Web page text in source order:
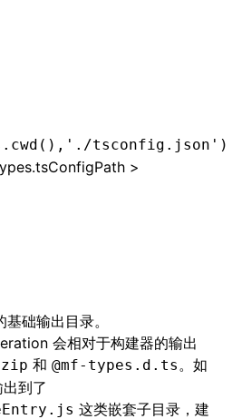
tsconfig.json')
>
础输出目录。
会相对于构建器的输出
和 @mf-types.d.ts。如
到了
这类嵌套子目录，建